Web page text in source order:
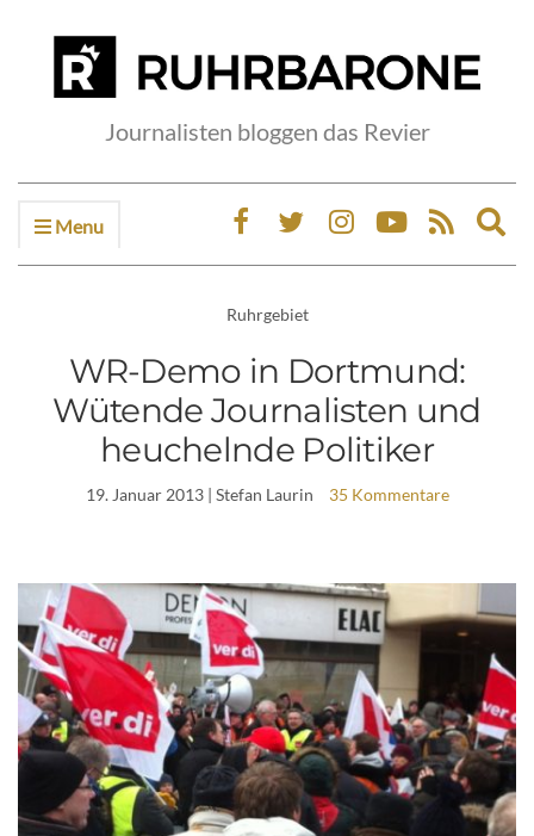
Journalisten bloggen das Revier
Menu
Ruhrgebiet
WR-Demo in Dortmund:
Wütende Journalisten und
heuchelnde Politiker
19. Januar 2013| Stefan Laurin 35 Kommentare